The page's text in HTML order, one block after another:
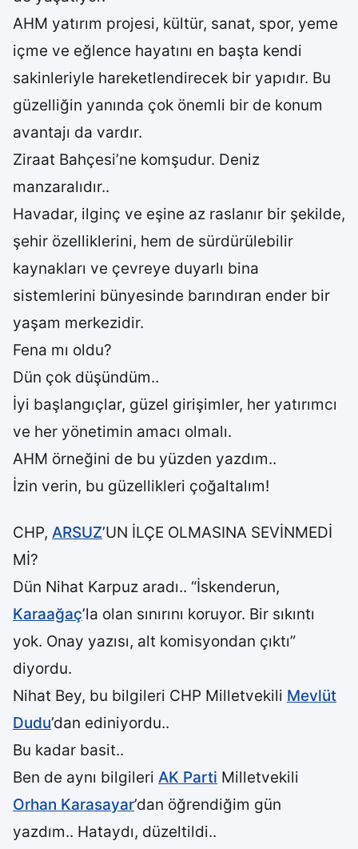
AHM yatırım projesi, kültür, sanat, spor, yeme
içme ve eğlence hayatını en başta kendi
sakinleriyle hareketlendirecek bir yapıdır. Bu
güzelliğin yanında çok önemli bir de konum
avantajı da vardır.
Ziraat Bahçesi’ne komşudur. Deniz
manzaralıdır..
Havadar, ilginç ve eşine az raslanır bir şekilde,
şehir özelliklerini, hem de sürdürülebilir
kaynakları ve çevreye duyarlı bina
sistemlerini bünyesinde barındıran ender bir
yaşam merkezidir.
Fena mı oldu?
Dün çok düşündüm..
İyi başlangıçlar, güzel girişimler, her yatırımcı
ve her yönetimin amacı olmalı.
AHM örneğini de bu yüzden yazdım..
İzin verin, bu güzellikleri çoğaltalım!
CHP, ARSUZ’UN İLÇE OLMASINA SEVİNMEDİ
Mİ?
Dün Nihat Karpuz aradı.. “İskenderun,
Karaağaç’la olan sınırını koruyor. Bir sıkıntı
yok. Onay yazısı, alt komisyondan çıktı”
diyordu.
Nihat Bey, bu bilgileri CHP Milletvekili Mevlüt
Dudu’dan ediniyordu..
Bu kadar basit..
Ben de aynı bilgileri AK Parti Milletvekili
Orhan Karasayar’dan öğrendiğim gün
yazdım.. Hataydı, düzeltildi..